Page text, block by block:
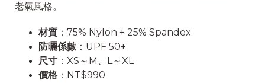
老氣風格。
材質 ：75% Nylon + 25% Spandex
防曬係數 ：UPF 50+
尺寸 ：XS～M、L～XL
價格 ：NT$990